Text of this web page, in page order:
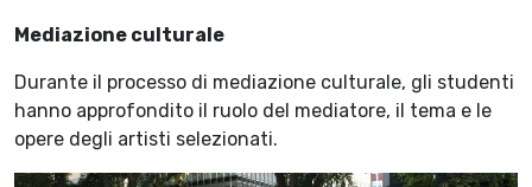
Mediazione culturale
Durante il processo di mediazione culturale, gli studenti
hanno approfondito il ruolo del mediatore, il tema e le
opere degli artisti selezionati.